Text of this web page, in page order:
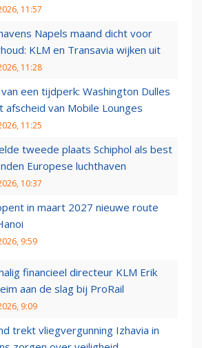
11:57
Napels maand dicht voor
KLM en Transavia wijken uit
11:28
een tijdperk: Washington Dulles
afscheid van Mobile Lounges
11:25
tweede plaats Schiphol als best
Europese luchthaven
10:37
in maart 2027 nieuwe route
9:59
financieel directeur KLM Erik
aan de slag bij ProRail
9:09
trekt vliegvergunning Izhavia in